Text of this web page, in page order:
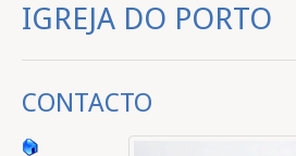
IGREJA DO PORTO
CONTACTO